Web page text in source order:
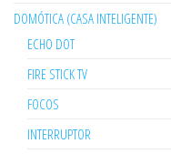
DOMÓTICA (CASA INTELIGENTE)
ECHO DOT
FIRE STICK TV
FOCOS
INTERRUPTOR